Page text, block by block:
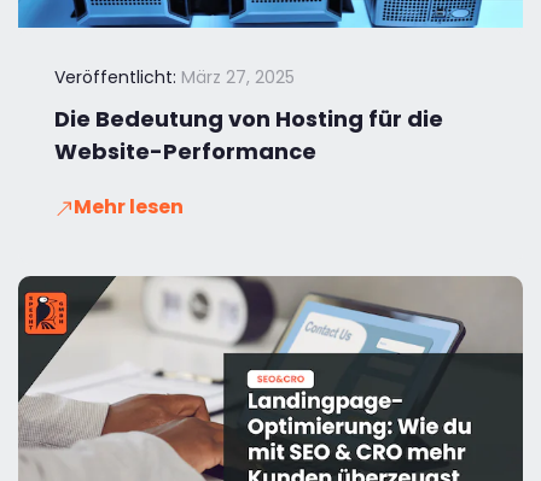
Veröffentlicht: März 27, 2025
Die Bedeutung von Hosting für die
Website-Performance
Mehr lesen